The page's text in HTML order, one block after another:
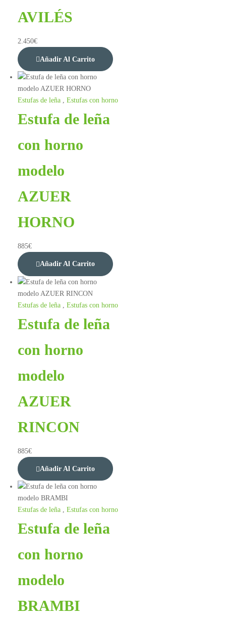
AVILÉS
2.450€
Añadir Al Carrito
Estufas de leña, Estufas con horno
Estufa de leña
con horno
modelo
AZUER
HORNO
885€
Añadir Al Carrito
Estufas de leña, Estufas con horno
Estufa de leña
con horno
modelo
AZUER
RINCON
885€
Añadir Al Carrito
Estufas de leña, Estufas con horno
Estufa de leña
con horno
modelo
BRAMBI